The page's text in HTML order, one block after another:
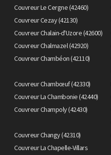
Couvreur Le Cergne (42460)
Couvreur Cezay (42130)
Couvreur Chalain-d'Uzore (42600)
Couvreur Chalmazel (42920)
Couvreur Chambéon (42110)
Couvreur Chambœuf (42330)
Couvreur La Chambonie (42440)
Couvreur Champoly (42430)
Couvreur Changy (42310)
Couvreur La Chapelle-Villars